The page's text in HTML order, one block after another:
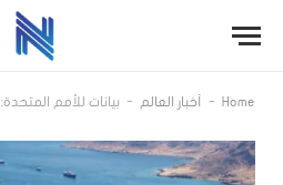
Home
- أخبار العالم - بيانات للأمم المتحدة: 57 سفينة أبحرت من مضيق هرمز منذ 23 حزيران ضمن خطة إجلاء